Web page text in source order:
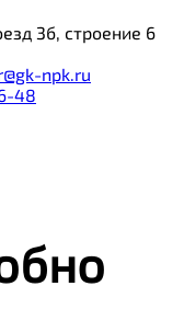
3б, строение 6
npk.ru
48